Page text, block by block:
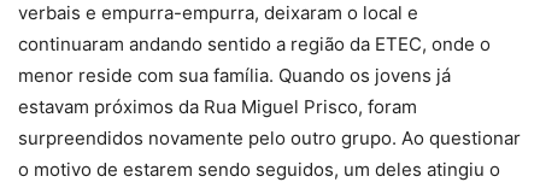
verbais e empurra-empurra, deixaram o local e
continuaram andando sentido a região da ETEC, onde o
menor reside com sua família. Quando os jovens já
estavam próximos da Rua Miguel Prisco, foram
surpreendidos novamente pelo outro grupo. Ao questionar
o motivo de estarem sendo seguidos, um deles atingiu o